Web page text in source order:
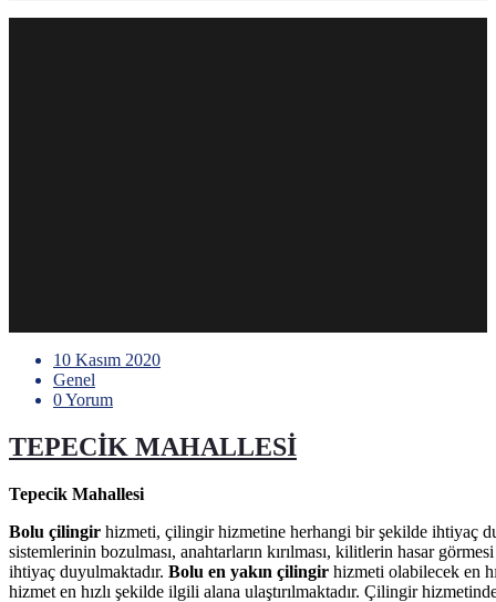
10 Kasım 2020
Genel
0 Yorum
TEPECİK MAHALLESİ
Tepecik Mahallesi
Bolu çilingir hizmeti, çilingir hizmetine herhangi bir şekilde ihtiyaç
sistemlerinin bozulması, anahtarların kırılması, kilitlerin hasar
ihtiyaç duyulmaktadır. Bolu en yakın çilingir hizmeti olabilecek en
hizmet en hızlı şekilde ilgili alana ulaştırılmaktadır. Çilingir